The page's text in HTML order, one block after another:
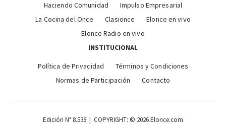
Haciendo Comunidad
Impulso Empresarial
La Cocina del Once
Clasionce
Elonce en vivo
Elonce Radio en vivo
INSTITUCIONAL
Política de Privacidad
Términos y Condiciones
Normas de Participación
Contacto
Edición N° 8.536 | COPYRIGHT: © 2026 Elonce.com